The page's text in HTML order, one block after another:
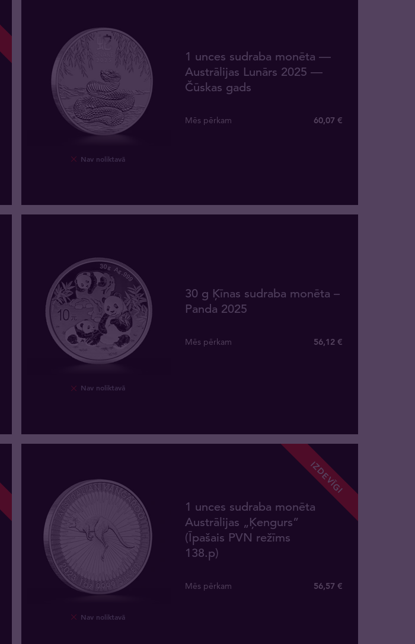
Nav noliktavā
1 unces sudraba monēta —
Austrālijas Lunārs 2025 —
Čūskas gads
Mēs pērkam 60,07 €
Nav noliktavā
30 g Ķīnas sudraba monēta –
Panda 2025
Mēs pērkam 56,12 €
IZDEVĪGI
Nav noliktavā
1 unces sudraba monēta
Austrālijas „Ķengurs”
(Īpašais PVN režīms
138.p)
Mēs pērkam 56,57 €